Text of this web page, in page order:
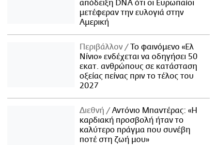
απόδειξη DNA ότι οι Ευρωπαίοι
μετέφεραν την ευλογιά στην
Αμερική
Περιβάλλον
Το φαινόμενο «Ελ
Νίνιο» ενδέχεται να οδηγήσει 50
εκατ. ανθρώπους σε κατάσταση
οξείας πείνας πριν το τέλος του
2027
Διεθνή
Αντόνιο Μπαντέρας: «Η
καρδιακή προσβολή ήταν το
καλύτερο πράγμα που συνέβη
ποτέ στη ζωή μου»